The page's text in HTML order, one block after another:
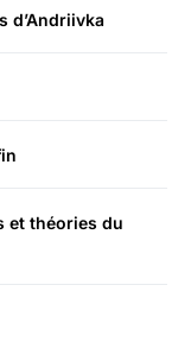
d’Andriivka
et théories du